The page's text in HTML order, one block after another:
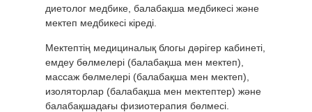
диетолог медбике, балабақша медбикесі және
мектеп медбикесі кіреді.
Мектептің медициналық блогы дәрігер кабинеті,
емдеу бөлмелері (балабақша мен мектеп),
массаж бөлмелері (балабақша мен мектеп),
изоляторлар (балабақша мен мектептер) және
балабақшадағы физиотерапия бөлмесі.